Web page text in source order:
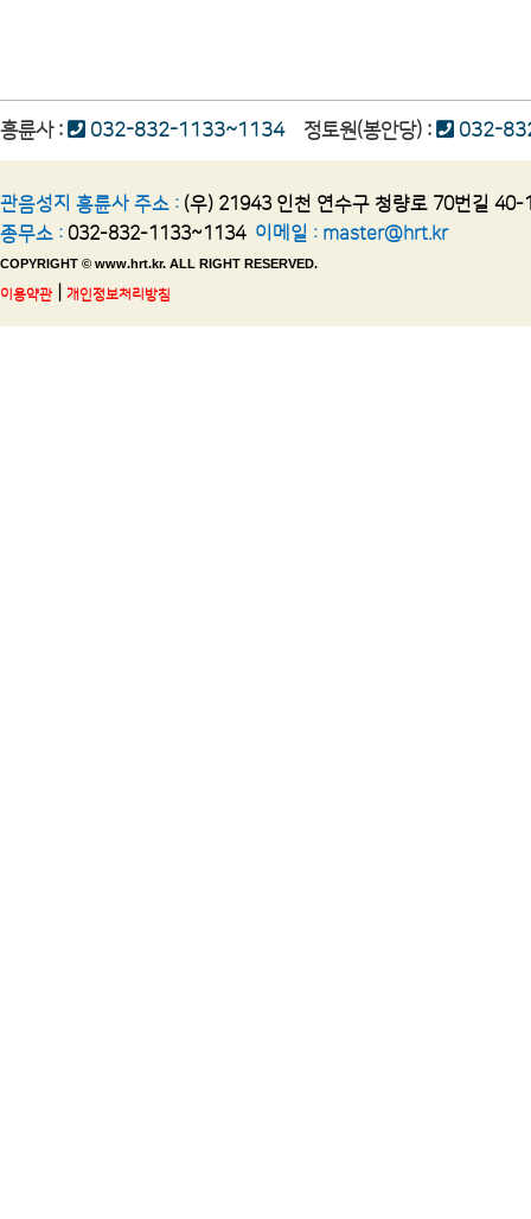
흥륜사 : 032-832-1133~1134정토원(봉안당) : 032-
관음성지 흥륜사 주소 : (우) 21943 인천 연수구 청량로 70번길 40-
종무소 : 032-832-1133~1134 이메일 : master@hrt.kr
COPYRIGHT © www.hrt.kr. ALL RIGHT RESERVED.
이용약관| 개인정보처리방침